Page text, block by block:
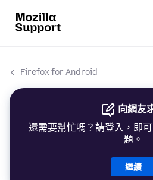
Firefox for Android
向網友
還需要幫忙嗎？請登入，即
題。
繼續